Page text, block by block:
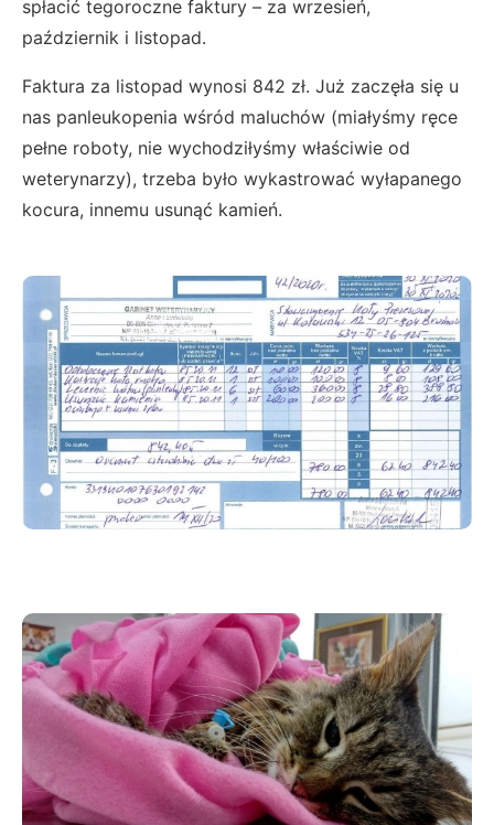
spłacić tegoroczne faktury – za wrzesień,
październik i listopad.
Faktura za listopad wynosi 842 zł. Już zaczęła się u
nas panleukopenia wśród maluchów (miałyśmy ręce
pełne roboty, nie wychodziłyśmy właściwie od
weterynarzy), trzeba było wykastrować wyłapanego
kocura, innemu usunąć kamień.